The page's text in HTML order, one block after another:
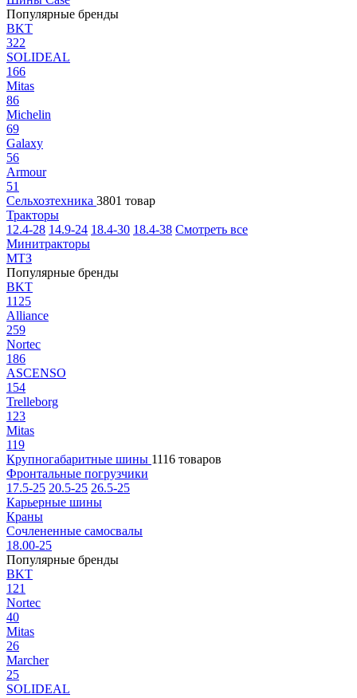
Популярные бренды
BKT
322
SOLIDEAL
166
Mitas
86
Michelin
69
Galaxy
56
Armour
51
Сельхозтехника 3801 товар
Тракторы
12.4-28 14.9-24 18.4-30 18.4-38 Смотреть все
Минитракторы
МТЗ
Популярные бренды
BKT
1125
Alliance
259
Nortec
186
ASCENSO
154
Trelleborg
123
Mitas
119
Крупногабаритные шины 1116 товаров
Фронтальные погрузчики
17.5-25 20.5-25 26.5-25
Карьерные шины
Краны
Сочлененные самосвалы
18.00-25
Популярные бренды
BKT
121
Nortec
40
Mitas
26
Marcher
25
SOLIDEAL